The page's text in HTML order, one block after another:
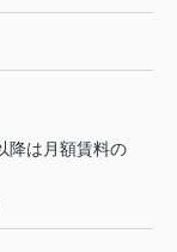
降は月額賃料の